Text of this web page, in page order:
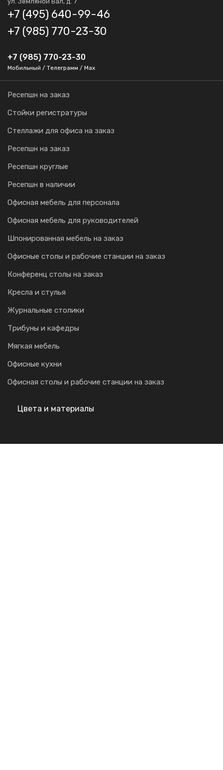
+7 (495) 640-99-46
+7 (985) 770-23-30
+7 (985) 770-23-30
Мобильный / Телеграмм / Max
Ресепшн на заказ
Стойки регистратуры
Стеллажи для офиса на заказ
Ресепшн на заказ
Ресепшн круглые
Ресепшн в наличии
Офисная мебель для персонала
Офисная мебель для руководителей
Шпонированная мебель на заказ
Офисные столы и рабочие станции на заказ
Конференц столы на заказ
Кресла и стулья
Журнальные столики
Трибуны и кафедры
Мягкая мебель
Офисные кухни
Офисная столы и рабочие станции на заказ
Цвета и материалы